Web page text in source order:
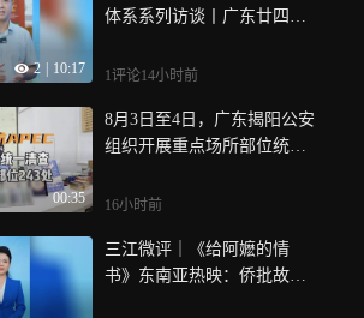
2 10:17
体系系列访谈丨广东廿四
凉茶跨越四海
1评论14小时前
00:35
8月3日至4日，广东揭阳公安
组织开展重点场所部位统一
近2000人次，清查重点场所
名
16小时前
三江微评｜《给阿嬷的情
书》东南亚热映：侨批故事